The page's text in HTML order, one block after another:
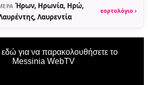
Ήρων, Ηρωνία, Ηρώ,
Λαυρεντία
εορτολόγιο ›
εδώ για να παρακολουθήσετε το
Messinia WebTV